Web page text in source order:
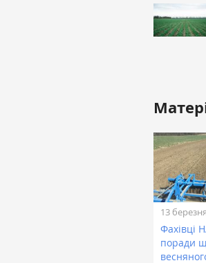
13 березня
Фахівці
поради